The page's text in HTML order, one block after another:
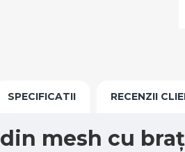
SPECIFICATII RECENZII
mesh cu